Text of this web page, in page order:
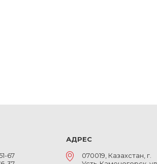
67
АДРЕС
070019, Казахстан, г.